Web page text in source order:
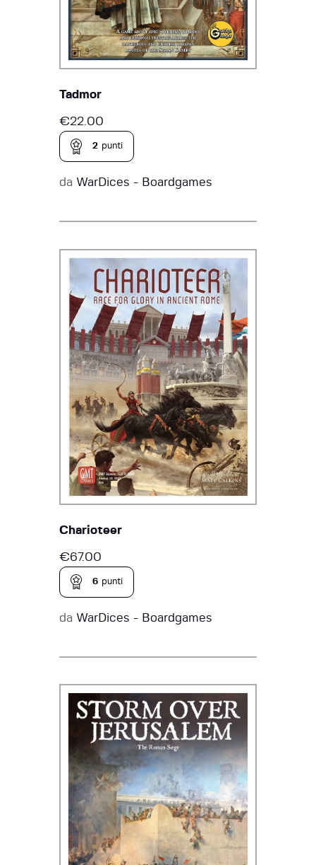
Tadmor
€22.00
2 punti
da WarDices - Boardgames
Charioteer
€67.00
6 punti
da WarDices - Boardgames